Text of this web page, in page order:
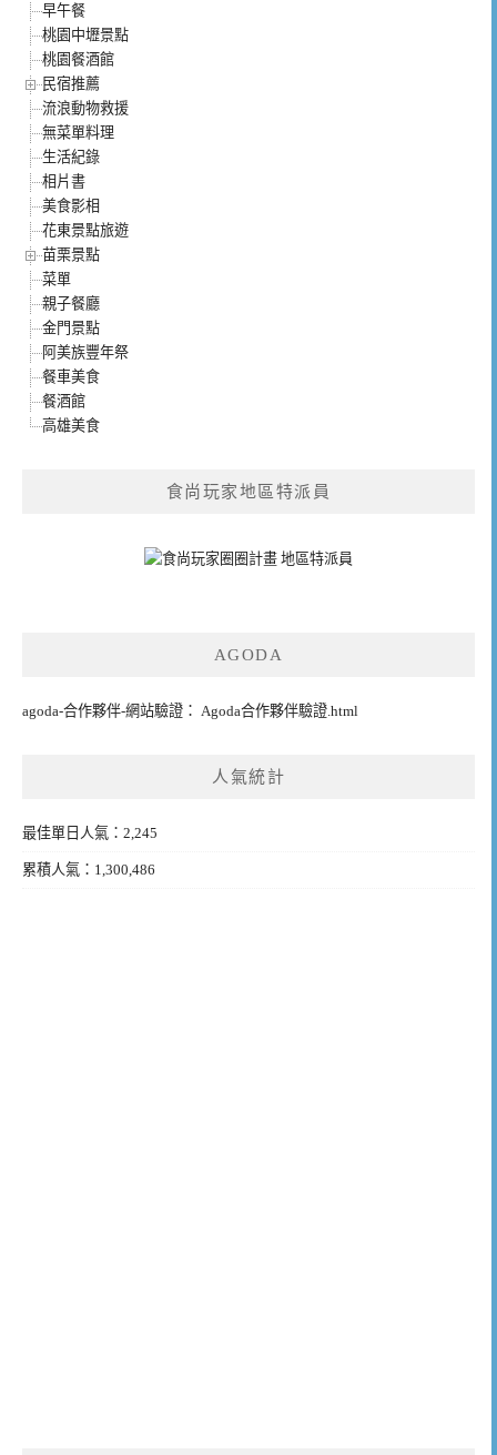
早午餐
桃園中壢景點
桃園餐酒館
民宿推薦
流浪動物救援
無菜單料理
生活紀錄
相片書
美食影相
花東景點旅遊
苗栗景點
菜單
親子餐廳
金門景點
阿美族豐年祭
餐車美食
餐酒館
高雄美食
食尚玩家地區特派員
AGODA
agoda-合作夥伴-網站驗證： Agoda合作夥伴驗證.html
人氣統計
最佳單日人氣：2,245
累積人氣：1,300,486